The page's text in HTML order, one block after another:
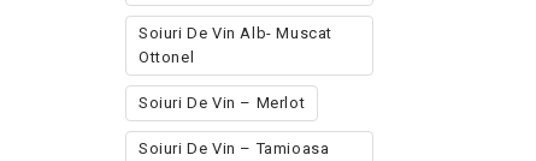
Soiuri De Vin Alb- Muscat
Ottonel
Soiuri De Vin – Merlot
Soiuri De Vin – Tamioasa